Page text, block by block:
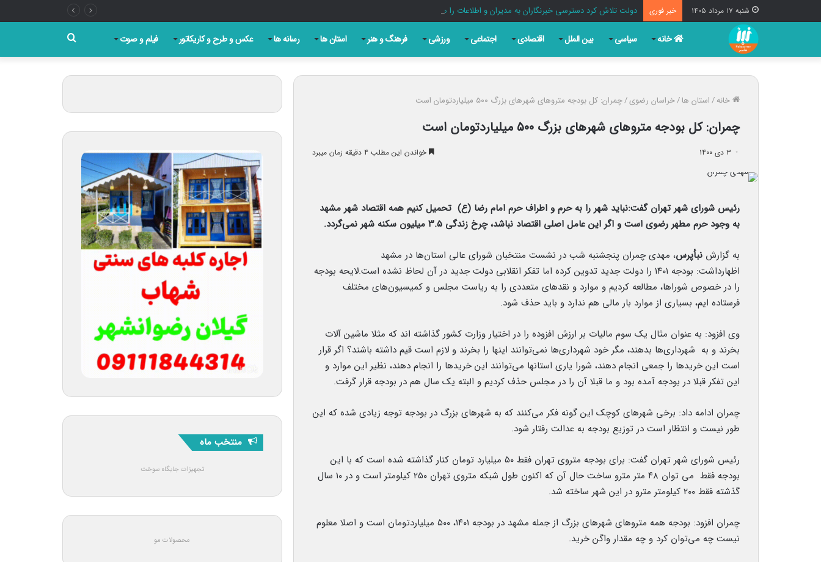
شنبه ۱۷ مرداد ۱۴۰۵ خبر فوری دولت تلاش کرد دسترسی خبرنگاران به مدیران و اطلاعات را هموارتر کند
خانه سیاسی بین الملل اقتصادی اجتماعی ورزشی فرهنگ و هنر استان ها رسانه ها عکس و طرح و کاریکاتور فیلم و صوت
برای
خانه/استان ها/خراسان رضوی/چمران: کل بودجه متروهای شهرهای بزرگ ۵۰۰ میلیاردتومان است
چمران: کل بودجه متروهای شهرهای بزرگ ۵۰۰ میلیاردتومان است
۳ دی ۱۴۰۰ خواندن این مطلب ۴ دقیقه زمان میبرد
رئیس شورای شهر تهران گفت:نباید شهر را به حرم و اطراف حرم امام رضا (ع) تحمیل کنیم همه اقتصاد شهر مشهد
به وجود حرم مطهر رضوی است و اگر این عامل اصلی اقتصاد نباشد، چرخ زندگی ۳.۵ میلیون سکنه شهر نمی‌گردد.
به گزارش نبأپرس، مهدی چمران پنجشنبه شب در نشست منتخبان شورای عالی استان‌ها در مشهد
اظهارداشت: بودجه ۱۴۰۱ را دولت جدید تدوین کرده اما تفکر انقلابی دولت جدید در آن لحاظ نشده است.لایحه بودجه
را در خصوص شوراها، مطالعه کردیم و موارد و نقدهای متعددی را به ریاست مجلس و کمیسیون‌های مختلف
فرستاده ایم، بسیاری از موارد بار مالی هم‌ ندارد و باید حذف شود.
وی افزود: به عنوان مثال یک سوم مالیات بر ارزش افزوده را در اختیار وزارت کشور گذاشته اند که مثلا ماشین آلات
بخرند و به شهرداری‌ها بدهند، مگر خود شهرداری‌ها نمی‌توانند اینها را بخرند و لازم است قیم داشته باشند؟ اگر قرار
است این خریدها را جمعی انجام دهند، شورا یاری استانها می‌توانند این خریدها را انجام دهند، نظیر این موارد و
این تفکر قبلا در بودجه آمده بود و ما قبلا آن را در مجلس حذف کردیم و البته یک سال هم در بودجه قرار گرفت.
چمران ادامه داد: برخی شهرهای کوچک این گونه فکر می‌کنند که به شهرهای بزرگ در بودجه توجه زیادی شده که این
طور نیست و انتظار است در توزیع بودجه به عدالت رفتار شود.
رئیس شورای شهر تهران گفت: برای بودجه متروی تهران فقط ۵۰ میلیارد تومان کنار گذاشته شده است که با این
بودجه فقط می توان ۴۸ متر مترو ساخت حال آن که اکنون طول شبکه متروی تهران ۲۵۰ کیلومتر است و در ۱۰ سال
گذشته فقط ۲۰۰ کیلومتر مترو در این شهر ساخته شد.
چمران افزود: بودجه همه متروهای شهرهای بزرگ از جمله مشهد در بودجه ۱۴۰۱، ۵۰۰ میلیاردتومان است و اصلا معلوم
نیست چه می‌توان کرد و چه مقدار واگن خرید.
منتخب ماه
تجهیزات جایگاه سوخت
محصولات مو